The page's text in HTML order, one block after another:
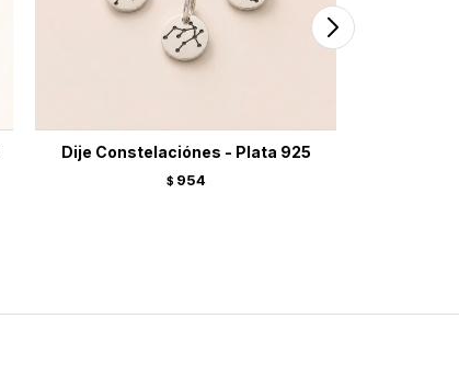
Dije Constelaciónes - Plata 925
$ 954